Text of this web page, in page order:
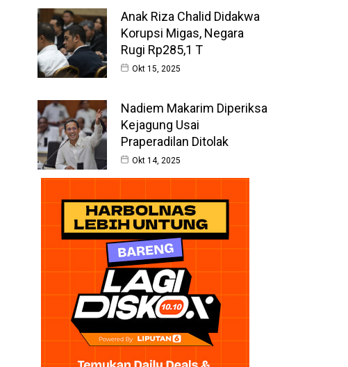
Anak Riza Chalid Didakwa
Korupsi Migas, Negara
Rugi Rp285,1 T
Okt 15, 2025
Nadiem Makarim Diperiksa
Kejagung Usai
Praperadilan Ditolak
Okt 14, 2025